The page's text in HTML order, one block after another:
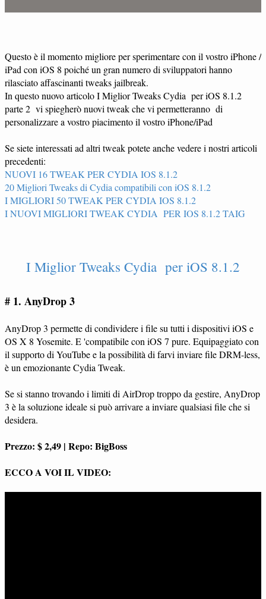
Questo è il momento migliore per sperimentare con il vostro iPhone /
iPad con iOS 8 poiché un gran numero di sviluppatori hanno
rilasciato affascinanti tweaks jailbreak.
In questo nuovo articolo I Miglior Tweaks Cydia per iOS 8.1.2
parte 2 vi spiegherò nuovi tweak che vi permetteranno di
personalizzare a vostro piacimento il vostro iPhone/iPad
Se siete interessati ad altri tweak potete anche vedere i nostri articoli
precedenti:
NUOVI 16 TWEAK PER CYDIA IOS 8.1.2
20 Migliori Tweaks di Cydia compatibili con iOS 8.1.2
I MIGLIORI 50 TWEAK PER CYDIA IOS 8.1.2
I NUOVI MIGLIORI TWEAK CYDIA PER IOS 8.1.2 TAIG
I Miglior Tweaks Cydia per iOS 8.1.2
# 1. AnyDrop 3
AnyDrop 3 permette di condividere i file su tutti i dispositivi iOS e
OS X 8 Yosemite. E 'compatibile con iOS 7 pure. Equipaggiato con
il supporto di YouTube e la possibilità di farvi inviare file DRM-less,
è un emozionante Cydia Tweak.
Se si stanno trovando i limiti di AirDrop troppo da gestire, AnyDrop
3 è la soluzione ideale si può arrivare a inviare qualsiasi file che si
desidera.
Prezzo: $ 2,49 | Repo: BigBoss
ECCO A VOI IL VIDEO: